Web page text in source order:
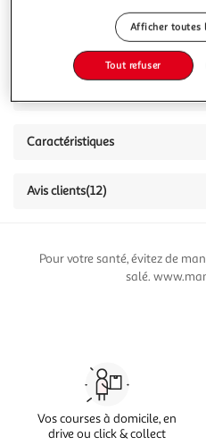
Caractéristiques
Avis clients(12)
Pour votre santé, évitez de
salé.
Vos courses à domicile, en
drive ou click & collect
Afficher toutes
Tout refuser